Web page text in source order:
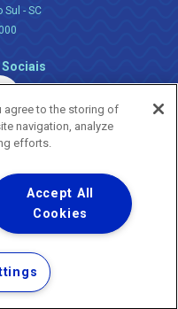
- SC
Sociais
os Direitos Reservados.
a vida
e Aplicativos
de Dados
agree to the storing of
navigation, analyze
efforts.
Accept All
Cookies